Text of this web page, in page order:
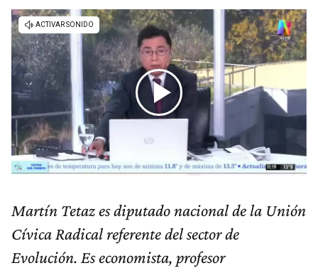
Martín Tetaz es diputado nacional de la Unión
Cívica Radical referente del sector de
Evolución. Es economista, profesor